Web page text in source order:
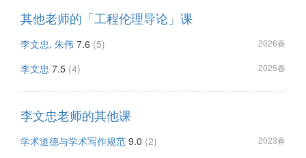
其他老师的「工程伦理导论」课
李文忠, 朱伟 7.6 (5) 2026春
李文忠 7.5 (4) 2025春
李文忠老师的其他课
学术道德与学术写作规范 9.0 (2) 2023春